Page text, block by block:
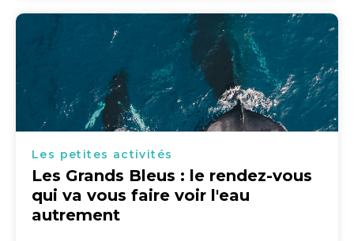
Les petites activités
Les Grands Bleus : le rendez-vous
qui va vous faire voir l'eau
autrement